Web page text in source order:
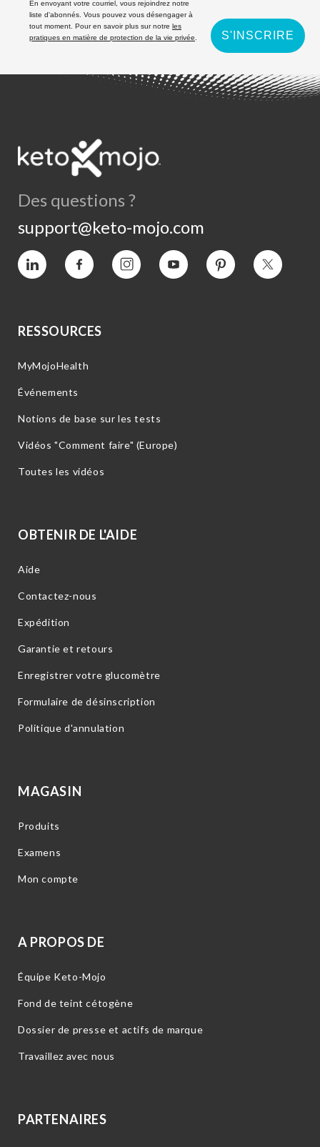
En envoyant votre courriel, vous rejoindrez notre
liste d'abonnés. Vous pouvez vous désengager à
tout moment. Pour en savoir plus sur notre les
pratiques en matière de protection de la vie privée. S'INSCRIRE
Des questions ?
support@keto-mojo.com
Vimeo Facebook InstagramYouTube Intérêt Twitter
RESSOURCES
MyMojoHealth
Événements
Notions de base sur les tests
Vidéos "Comment faire" (Europe)
Toutes les vidéos
OBTENIR DE L'AIDE
Aide
Contactez-nous
Expédition
Garantie et retours
Enregistrer votre glucomètre
Formulaire de désinscription
Politique d'annulation
MAGASIN
Produits
Examens
Mon compte
A PROPOS DE
Équipe Keto-Mojo
Fond de teint cétogène
Dossier de presse et actifs de marque
Travaillez avec nous
PARTENAIRES